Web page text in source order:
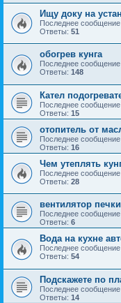
Ищу доку на
Последнее сообщение
Ответы: 51
обогрев кунга
Последнее сообщение
Ответы: 148
Кател
Последнее сообщение
Ответы: 15
отопитель от
Последнее сообщение
Ответы: 16
Чем утеплять
Последнее сообщение
Ответы: 28
вентилятор печки
Последнее сообщение
Ответы: 6
Вода на кухне
Последнее сообщение
Ответы: 54
Подскажете по
Последнее сообщение
Ответы: 14